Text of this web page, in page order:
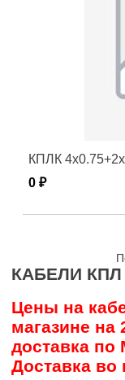
КПЛК
0 ₽
КАБЕЛИ КПЛ
Цены на
магазине на
доставка по
Доставка во